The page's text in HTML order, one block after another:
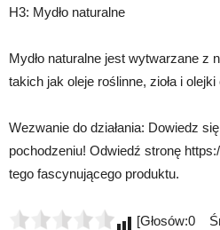
H3: Mydło naturalne
Mydło naturalne jest wytwarzane z
takich jak oleje roślinne, zioła i
Wezwanie do działania: Dowiedz
pochodzeniu! Odwiedź stronę
tego fascynującego produktu.
[Głosów:0